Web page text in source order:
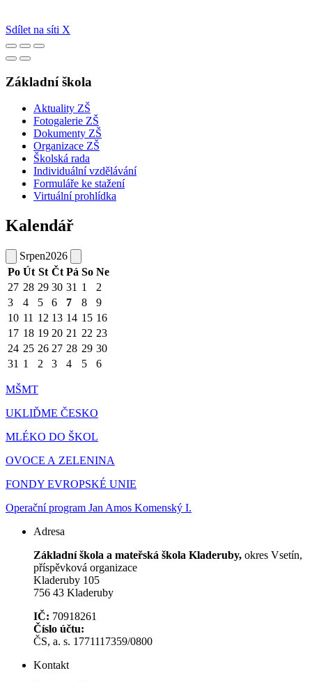
Sdílet na síti X
Základní škola
Aktuality ZŠ
Fotogalerie ZŠ
Dokumenty ZŠ
Organizace ZŠ
Školská rada
Individuální vzdělávání
Formuláře ke stažení
Virtuální prohlídka
Kalendář
Srpen2026
Po Út St Čt Pá So Ne
27 28 29 30 31 1
2
3
4 5 6 7 8
9
10 11 12 13 14 15 16
17 18 19 20 21 22 23
24 25 26 27 28 29 30
31 1 2 3 4 5 6
MŠMT
UKLIĎME ČESKO
MLÉKO DO ŠKOL
OVOCE A ZELENINA
FONDY EVROPSKÉ UNIE
Operační program Jan Amos Komenský I.
Adresa
Základní škola a mateřská škola Kladeruby, okres Vsetín,
příspěvková organizace
Kladeruby 105
756 43 Kladeruby
IČ: 70918261
Číslo účtu:
ČS, a. s. 1771117359/0800
Kontakt